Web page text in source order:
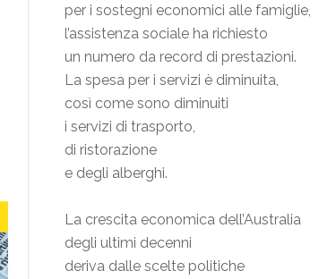
per i sostegni economici alle famiglie,
l’assistenza sociale ha richiesto
un numero da record di prestazioni.
La spesa per i servizi è diminuita,
così come sono diminuiti
i servizi di trasporto,
di ristorazione
e degli alberghi.
La crescita economica dell’Australia
degli ultimi decenni
deriva dalle scelte politiche